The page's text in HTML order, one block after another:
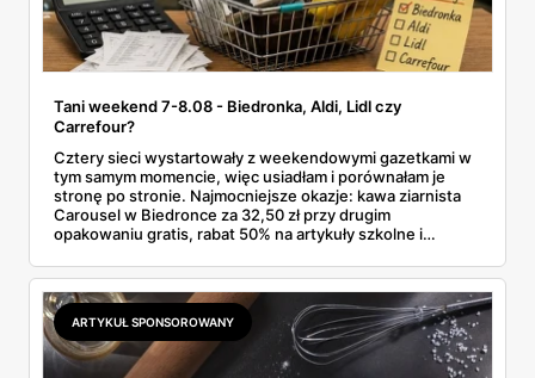
Tani weekend 7-8.08 - Biedronka, Aldi, Lidl czy
Carrefour?
Cztery sieci wystartowały z weekendowymi gazetkami w
tym samym momencie, więc usiadłam i porównałam je
stronę po stronie. Najmocniejsze okazje: kawa ziarnista
Carousel w Biedronce za 32,50 zł przy drugim
opakowaniu gratis, rabat 50% na artykuły szkolne i
2,99 zł za kilogram, ale wyłącznie w sobotę z aplikacją. Aldi
odpowiada masłem za 2,99 zł. Werdykt w skrócie:
najwięcej wyciśniesz z Biedronki, po świeże warzywa jedź
do Aldi.
ARTYKUŁ SPONSOROWANY